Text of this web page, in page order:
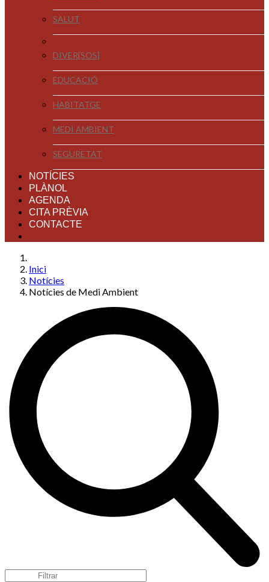
SALUT
DIVER[SOS]
EDUCACIÓ
HABITATGE
MEDI AMBIENT
SEGURETAT
NOTÍCIES
PLÀNOL
AGENDA
CITA PRÈVIA
CONTACTE
Inici
Notícies
Notícies de Medi Ambient